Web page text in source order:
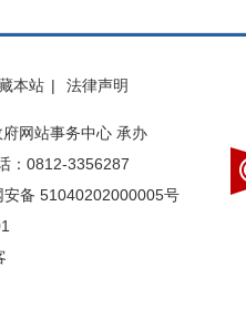
本站 | 法律声明
网站事务中心 承办
：0812-3356287
安备 51040202000005号